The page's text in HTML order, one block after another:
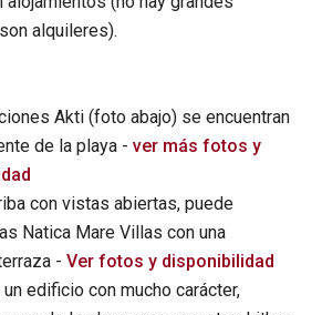
alquileres).
Akti (foto abajo) se encuentran
de la playa -ver más fotos y
con vistas abiertas, puede
Natica Mare Villas con una
-Ver fotos y disponibilidad
edificio con mucho carácter,